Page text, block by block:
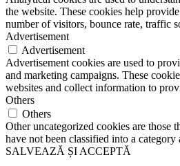
the website. These cookies help
number of visitors, bounce rate, traffic
Advertisement
Advertisement
Advertisement cookies are used to
and marketing campaigns. These
websites and collect information to
Others
Others
Other uncategorized cookies are those
have not been classified into a category
SALVEAZĂ ȘI ACCEPTĂ